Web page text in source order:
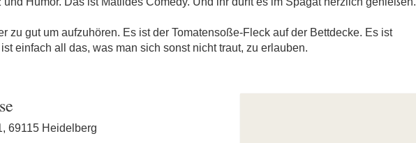
zu gut um aufzuhören. Es ist der Tomatensoße-Fleck auf der Bettdecke. Es ist
einfach all das, was man sich sonst nicht traut, zu erlauben.
69115 Heidelberg